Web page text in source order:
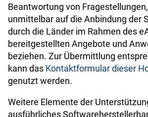
Beantwortung von
unmittelbar auf die Anbindung der
durch die Länder im Rahmen des
bereitgestellten Angebote und
beziehen. Zur Übermittlung
kann das Kontaktformular dieser
genutzt werden.
Weitere Elemente der
ausführliches